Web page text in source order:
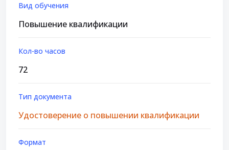
Вид обучения
Повышение квалификации
Кол-во часов
72
Тип документа
Удостоверение о повышении квалификации
Формат